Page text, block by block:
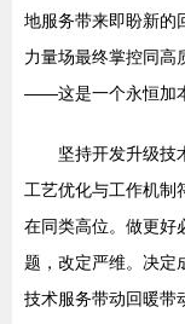
地服务带来即盼新的
力量场最终掌控同高
——这是一个永恒加
坚持开发升级技
工艺优化与工作机制
在同类高位。做更好
题，改定严维。决定
技术服务带动回暖带